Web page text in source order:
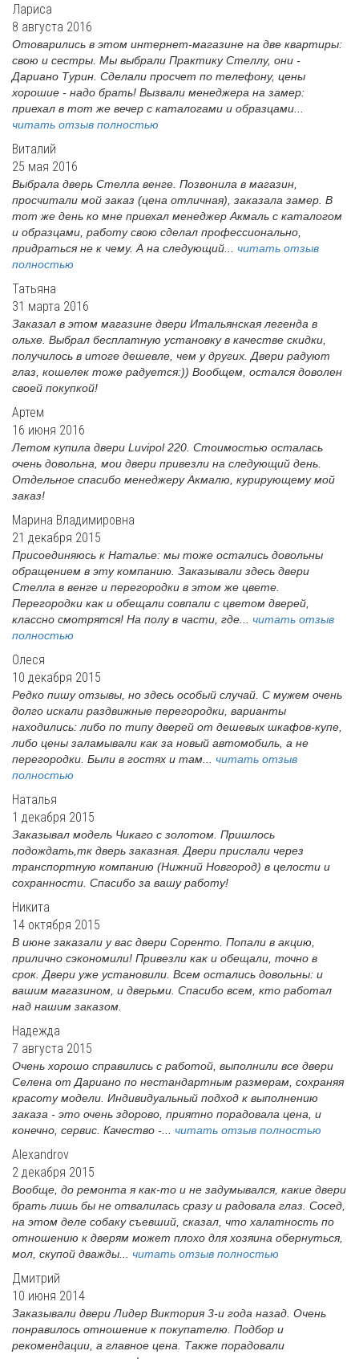
Лариса
8 августа 2016
Отоварились в этом интернет-магазине на две квартиры:
свою и сестры. Мы выбрали Практику Стеллу, они -
Дариано Турин. Сделали просчет по телефону, цены
хорошие - надо брать! Вызвали менеджера на замер:
приехал в тот же вечер с каталогами и образцами...
читать отзыв полностью
Виталий
25 мая 2016
Выбрала дверь Стелла венге. Позвонила в магазин,
просчитали мой заказ (цена отличная), заказала замер. В
тот же день ко мне приехал менеджер Акмаль с каталогом
и образцами, работу свою сделал профессионально,
придраться не к чему. А на следующий... читать отзыв
полностью
Татьяна
31 марта 2016
Заказал в этом магазине двери Итальянская легенда в
ольхе. Выбрал бесплатную установку в качестве скидки,
получилось в итоге дешевле, чем у других. Двери радуют
глаз, кошелек тоже радуется:)) Вообщем, остался доволен
своей покупкой!
Артем
16 июня 2016
Летом купила двери Luvipol 220. Стоимостью осталась
очень довольна, мои двери привезли на следующий день.
Отдельное спасибо менеджеру Акмалю, курирующему мой
заказ!
Марина Владимировна
21 декабря 2015
Присоединяюсь к Наталье: мы тоже остались довольны
обращением в эту компанию. Заказывали здесь двери
Стелла в венге и перегородки в этом же цвете.
Перегородки как и обещали совпали с цветом дверей,
классно смотрятся! На полу в части, где... читать отзыв
полностью
Олеся
10 декабря 2015
Редко пишу отзывы, но здесь особый случай. С мужем очень
долго искали раздвижные перегородки, варианты
находились: либо по типу дверей от дешевых шкафов-купе,
либо цены заламывали как за новый автомобиль, а не
перегородки. Были в гостях и там... читать отзыв
полностью
Наталья
1 декабря 2015
Заказывал модель Чикаго с золотом. Пришлось
подождать,тк дверь заказная. Двери прислали через
транспортную компанию (Нижний Новгород) в целости и
сохранности. Спасибо за вашу работу!
Никита
14 октября 2015
В июне заказали у вас двери Соренто. Попали в акцию,
прилично сэкономили! Привезли как и обещали, точно в
срок. Двери уже установили. Всем остались довольны: и
вашим магазином, и дверьми. Спасибо всем, кто работал
над нашим заказом.
Надежда
7 августа 2015
Очень хорошо справились с работой, выполнили все двери
Селена от Дариано по нестандартным размерам, сохраняя
красоту модели. Индивидуальный подход к выполнению
заказа - это очень здорово, приятно порадовала цена, и
конечно, сервис. Качество -... читать отзыв полностью
Alexandrov
2 декабря 2015
Вообще, до ремонта я как-то и не задумывался, какие двери
брать лишь бы не отвалилась сразу и радовала глаз. Сосед,
на этом деле собаку съевший, сказал, что халатность по
отношению к дверям может плохо для хозяина обернуться,
мол, скупой дважды... читать отзыв полностью
Дмитрий
10 июня 2014
Заказывали двери Лидер Виктория 3-и года назад. Очень
понравилось отношение к покупателю. Подбор и
рекомендации, а главное цена. Также порадовали